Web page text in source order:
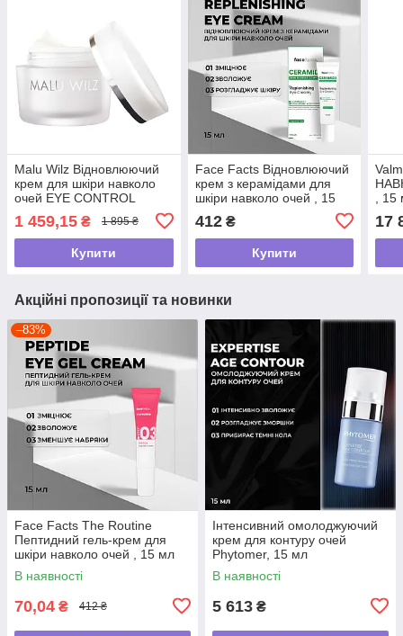
Malu Wilz Відновлюючий
крем для шкіри навколо
очей EYE CONTROL
1 459,15 ₴ 1 895 ₴
Купити
Face Facts Відновлюючий
крем з керамідами для
шкіри навколо очей , 15
412₴
Купити
,
17
Акційні пропозиції та новинки
–83%
Face Facts The Routine
Пептидний гель-крем для
шкіри навколо очей , 15 мл
В наявності
70,04 ₴ 412 ₴
Інтенсивний омолоджуючий
крем для контуру очей
Phytomer, 15 мл
В наявності
5 613 ₴